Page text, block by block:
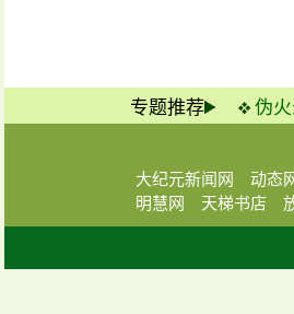
专题推荐 伪
大纪元新闻网 动态
明慧网
天梯书店